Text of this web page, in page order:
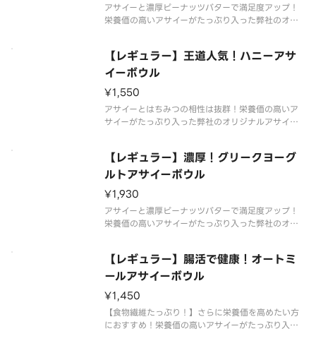
アサイーと濃厚ピーナッツバターで満足度アップ！
栄養価の高いアサイーがたっぷり入った弊社のオリ
アサイーベース300g目安エクストララージ：アサ
イーベース380g目安※写
【レギュラー】王道人気！ハニーアサ
イーボウル
¥1,550
アサイーとはちみつの相性は抜群！栄養価の高いア
サイーがたっぷり入った弊社のオリジナルアサイー
00g目安エクストララージ：アサイーベース380g
目安
【レギュラー】濃厚！グリークヨーグ
ルトアサイーボウル
¥1,930
アサイーと濃厚ピーナッツバターで満足度アップ！
栄養価の高いアサイーがたっぷり入った弊社のオリ
アサイーベース300g目安エクストララージ：アサ
イーベース380g目安※写
【レギュラー】腸活で健康！オートミ
ールアサイーボウル
¥1,450
【食物繊維たっぷり！】さらに栄養価を高めたい方
におすすめ！栄養価の高いアサイーがたっぷり入っ